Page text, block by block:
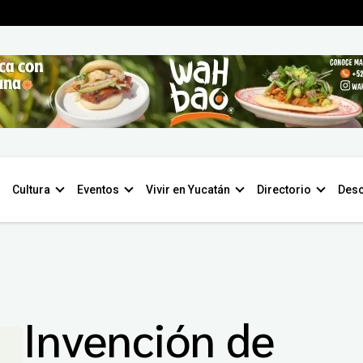
Cultura Eventos Vivir en Yucatán Directorio
Invención de